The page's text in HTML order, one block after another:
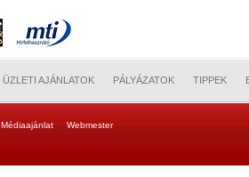
ÜZLETI AJÁNLATOK PÁLYÁZATOK TIPPEK
Médiaajánlat Webmester